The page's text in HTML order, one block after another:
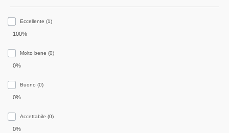
Eccellente (1)
100%
Molto bene (0)
0%
Buono (0)
0%
Accettabile (0)
0%